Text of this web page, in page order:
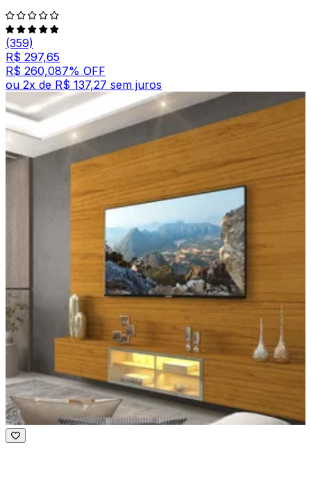
(359)
R$ 297,65
R$ 260,087% OFF
ou 2x de R$ 137,27 sem juros